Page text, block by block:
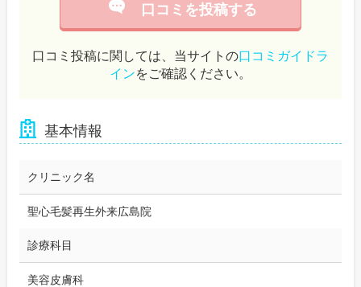
口コミを投稿する
口コミ投稿に関しては、当サイトの口コミガイドラ
インをご確認ください。
基本情報
クリニック名
聖心毛髪再生外来広島院
診療科目
美容皮膚科